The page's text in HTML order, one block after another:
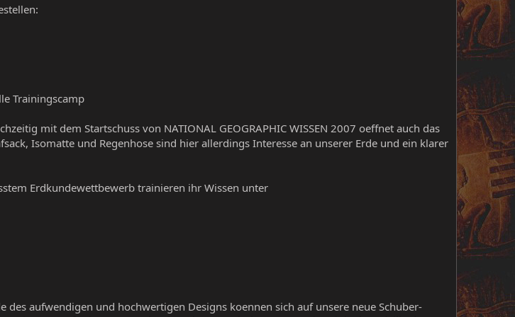
Trainingscamp
mit dem Startschuss von NATIONAL GEOGRAPHIC WISSEN 2007 oeffnet auch das
Isomatte und Regenhose sind hier allerdings Interesse an unserer Erde und ein klarer
Erdkundewettbewerb trainieren ihr Wissen unter
des aufwendigen und hochwertigen Designs koennen sich auf unsere neue Schuber-